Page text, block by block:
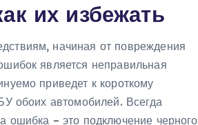
их избежать
начиная от повреждения
является неправильная
приведет к короткому
обоих автомобилей. Всегда
ошибка – это подключение черного